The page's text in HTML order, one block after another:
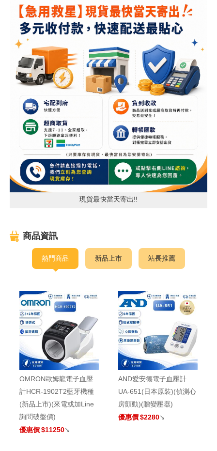
現貨最快當天寄出!!
商品資訊
熱門商品 新品上市 站長推薦
OMRON歐姆龍電子血壓
計HCR-1902T2藍牙機種
(新品上市)(來電或加Line
詢問破盤價)
優惠價 $11250↘
AND愛安德電子血壓計
UA-651(日本原裝)(偵測心
房顫動)(贈變壓器)
優惠價 $2280↘